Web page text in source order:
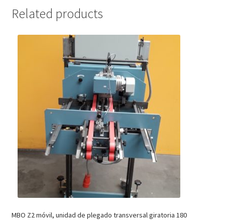
Related products
MBO Z2 móvil, unidad de plegado transversal giratoria 180